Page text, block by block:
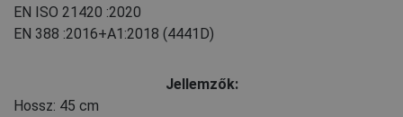
EN ISO 21420 :2020
EN 388 :2016+A1:2018 (4441D)
Jellemzők:
Hossz: 45 cm